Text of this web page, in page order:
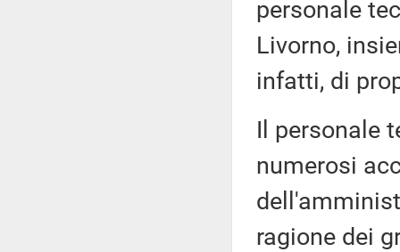
personale
Livorno,
infatti, di
Il personale
numerosi
ragione dei